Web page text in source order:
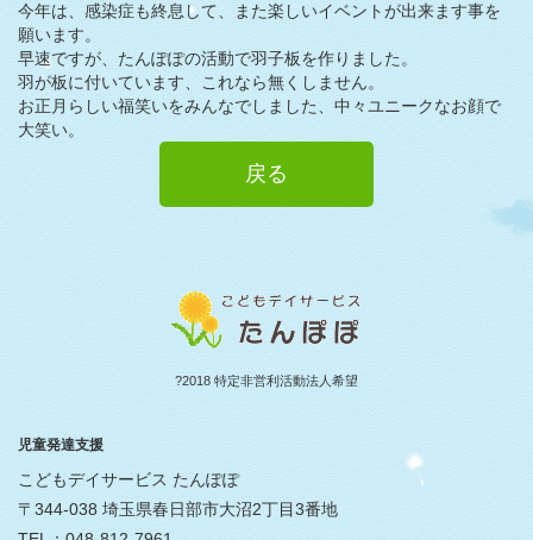
今年は、感染症も終息して、また楽しいイベントが出来ます事を
願います。
早速ですが、たんぽぽの活動で羽子板を作りました。
羽が板に付いています、これなら無くしません。
お正月らしい福笑いをみんなでしました、中々ユニークなお顔で
大笑い。
戻る
?2018 特定非営利活動法人希望
児童発達支援
こどもデイサービス たんぽぽ
〒344-038 埼玉県春日部市大沼2丁目3番地